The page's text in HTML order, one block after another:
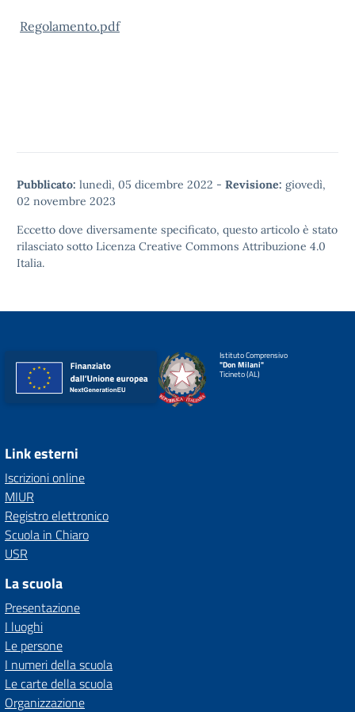
Regolamento.pdf
Pubblicato: lunedì, 05 dicembre 2022 - Revisione: giovedì,
02 novembre 2023
Eccetto dove diversamente specificato, questo articolo è stato
rilasciato sotto Licenza Creative Commons Attribuzione 4.0
Italia.
Istituto Comprensivo
"Don Milani"
Ticineto (AL)
Link esterni
Iscrizioni online
MIUR
Registro elettronico
Scuola in Chiaro
USR
La scuola
Presentazione
I luoghi
Le persone
I numeri della scuola
Le carte della scuola
Organizzazione